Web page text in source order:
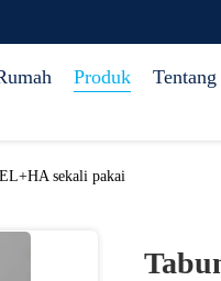
Produk
sekali pakai